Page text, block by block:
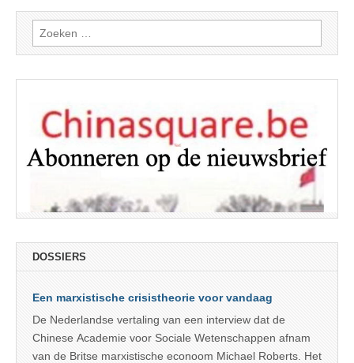
Zoeken
naar:
DOSSIERS
Een marxistische crisistheorie voor vandaag
De Nederlandse vertaling van een interview dat de
Chinese Academie voor Sociale Wetenschappen afnam
van de Britse marxistische econoom Michael Roberts. Het